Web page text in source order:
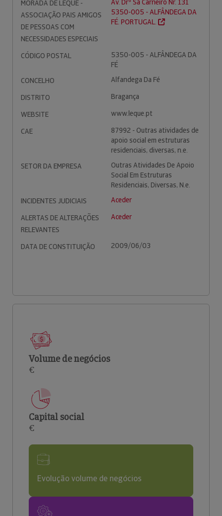
MORADA DE LEQUE -
ASSOCIAÇÃO PAIS AMIGOS
DE PESSOAS COM
NECESSIDADES ESPECIAIS
Av. Drº Sá Carneiro Nr. 131
5350-005 - ALFÂNDEGA DA
FÉ. PORTUGAL.
CÓDIGO POSTAL
5350-005 - ALFÂNDEGA DA
FÉ
CONCELHO
Alfandega Da Fé
DISTRITO
Bragança
WEBSITE
www.leque.pt
CAE
87992 - Outras atividades de
apoio social em estruturas
residenciais, diversas, n.e.
SETOR DA EMPRESA
Outras Atividades De Apoio
Social Em Estruturas
Residenciais, Diversas, N.e.
INCIDENTES JUDICIAIS
Aceder
ALERTAS DE ALTERAÇÕES
RELEVANTES
Aceder
DATA DE CONSTITUIÇÃO 2009/06/03
Volume de negócios
€
Capital social
€
Evolução volume de negócios